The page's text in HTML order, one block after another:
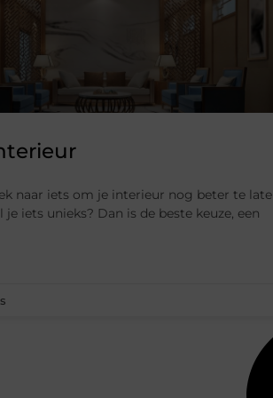
naar iets om je interieur nog beter te
je iets unieks? Dan is de beste keuze, een